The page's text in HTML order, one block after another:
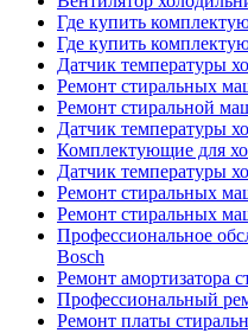
Где купить
Где купить
Датчик температуры
Ремонт стиральных
Ремонт стиральной
Датчик температуры
Комплектующие для
Датчик температуры
Ремонт стиральных
Ремонт стиральных
Профессиональное
Bosch
Ремонт амортизатора
Профессиональный
Ремонт платы